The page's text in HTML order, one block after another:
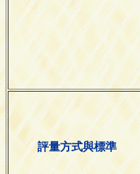
評量方式與標準